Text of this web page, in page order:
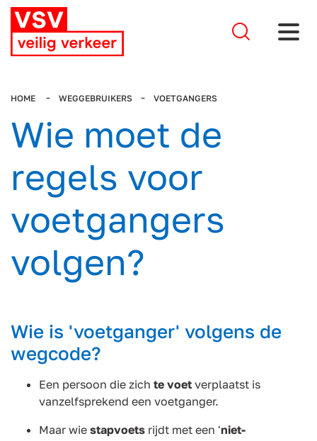
Stel je
HOME WEGGEBRUIKERS VOETGANGERS
Wie moet de
regels voor
voetgangers
volgen?
Wie is 'voetganger' volgens de
wegcode?
Een persoon die zich te voet verplaatst is
vanzelfsprekend een voetganger.
Maar wie stapvoets rijdt met een 'niet-